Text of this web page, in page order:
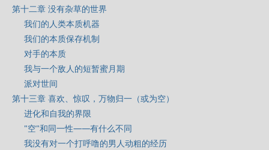
第十二章 没有杂草的世界
我们的人类本质机器
我们的本质保存机制
对手的本质
我与一个敌人的短暂蜜月期
派对世间
第十三章 喜欢、惊叹，万物归一（或为空）
进化和自我的界限
"空"和同一性——有什么不同
我没有对一个打呼噜的男人动粗的经历